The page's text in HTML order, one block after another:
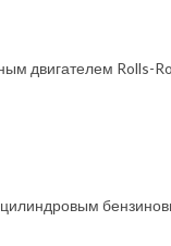
двигателем Rolls-